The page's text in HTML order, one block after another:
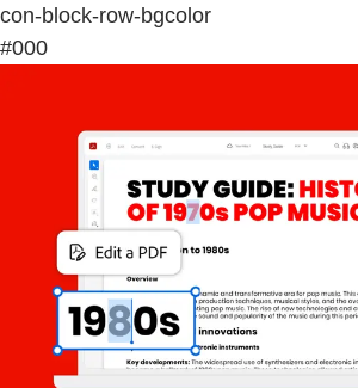
con-block-row-bgcolor
#000